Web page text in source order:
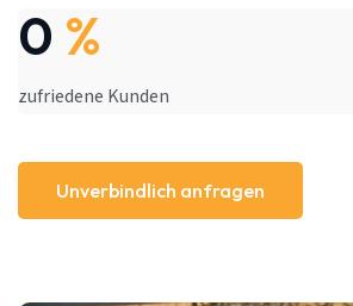
0 %
zufriedene Kunden
Unverbindlich anfragen